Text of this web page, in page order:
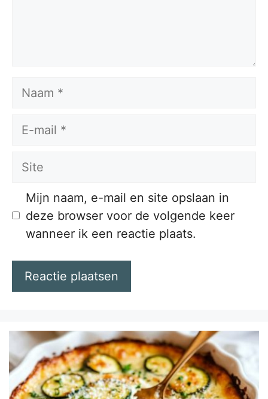
Naam
E-
Site
Mijn naam, e-mail en site opslaan in
deze browser voor de volgende keer
wanneer ik een reactie plaats.